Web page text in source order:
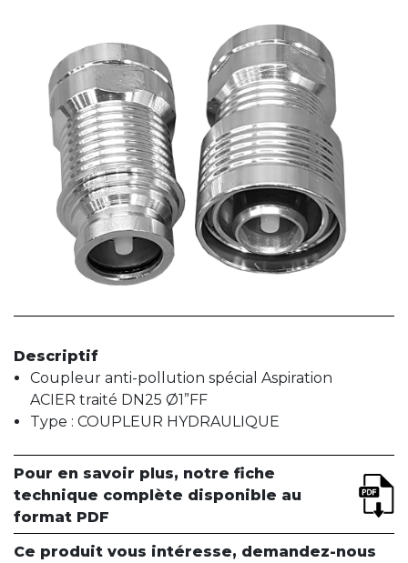
Descriptif
Coupleur anti-pollution spécial Aspiration
ACIER traité DN25 Ø1”FF
Type : COUPLEUR HYDRAULIQUE
Pour en savoir plus, notre fiche
technique complète disponible au
format PDF
Ce produit vous intéresse, demandez-nous